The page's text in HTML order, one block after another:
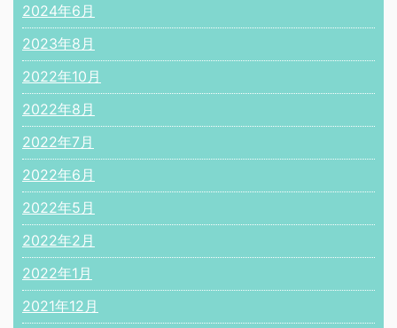
2024年6月
2023年8月
2022年10月
2022年8月
2022年7月
2022年6月
2022年5月
2022年2月
2022年1月
2021年12月